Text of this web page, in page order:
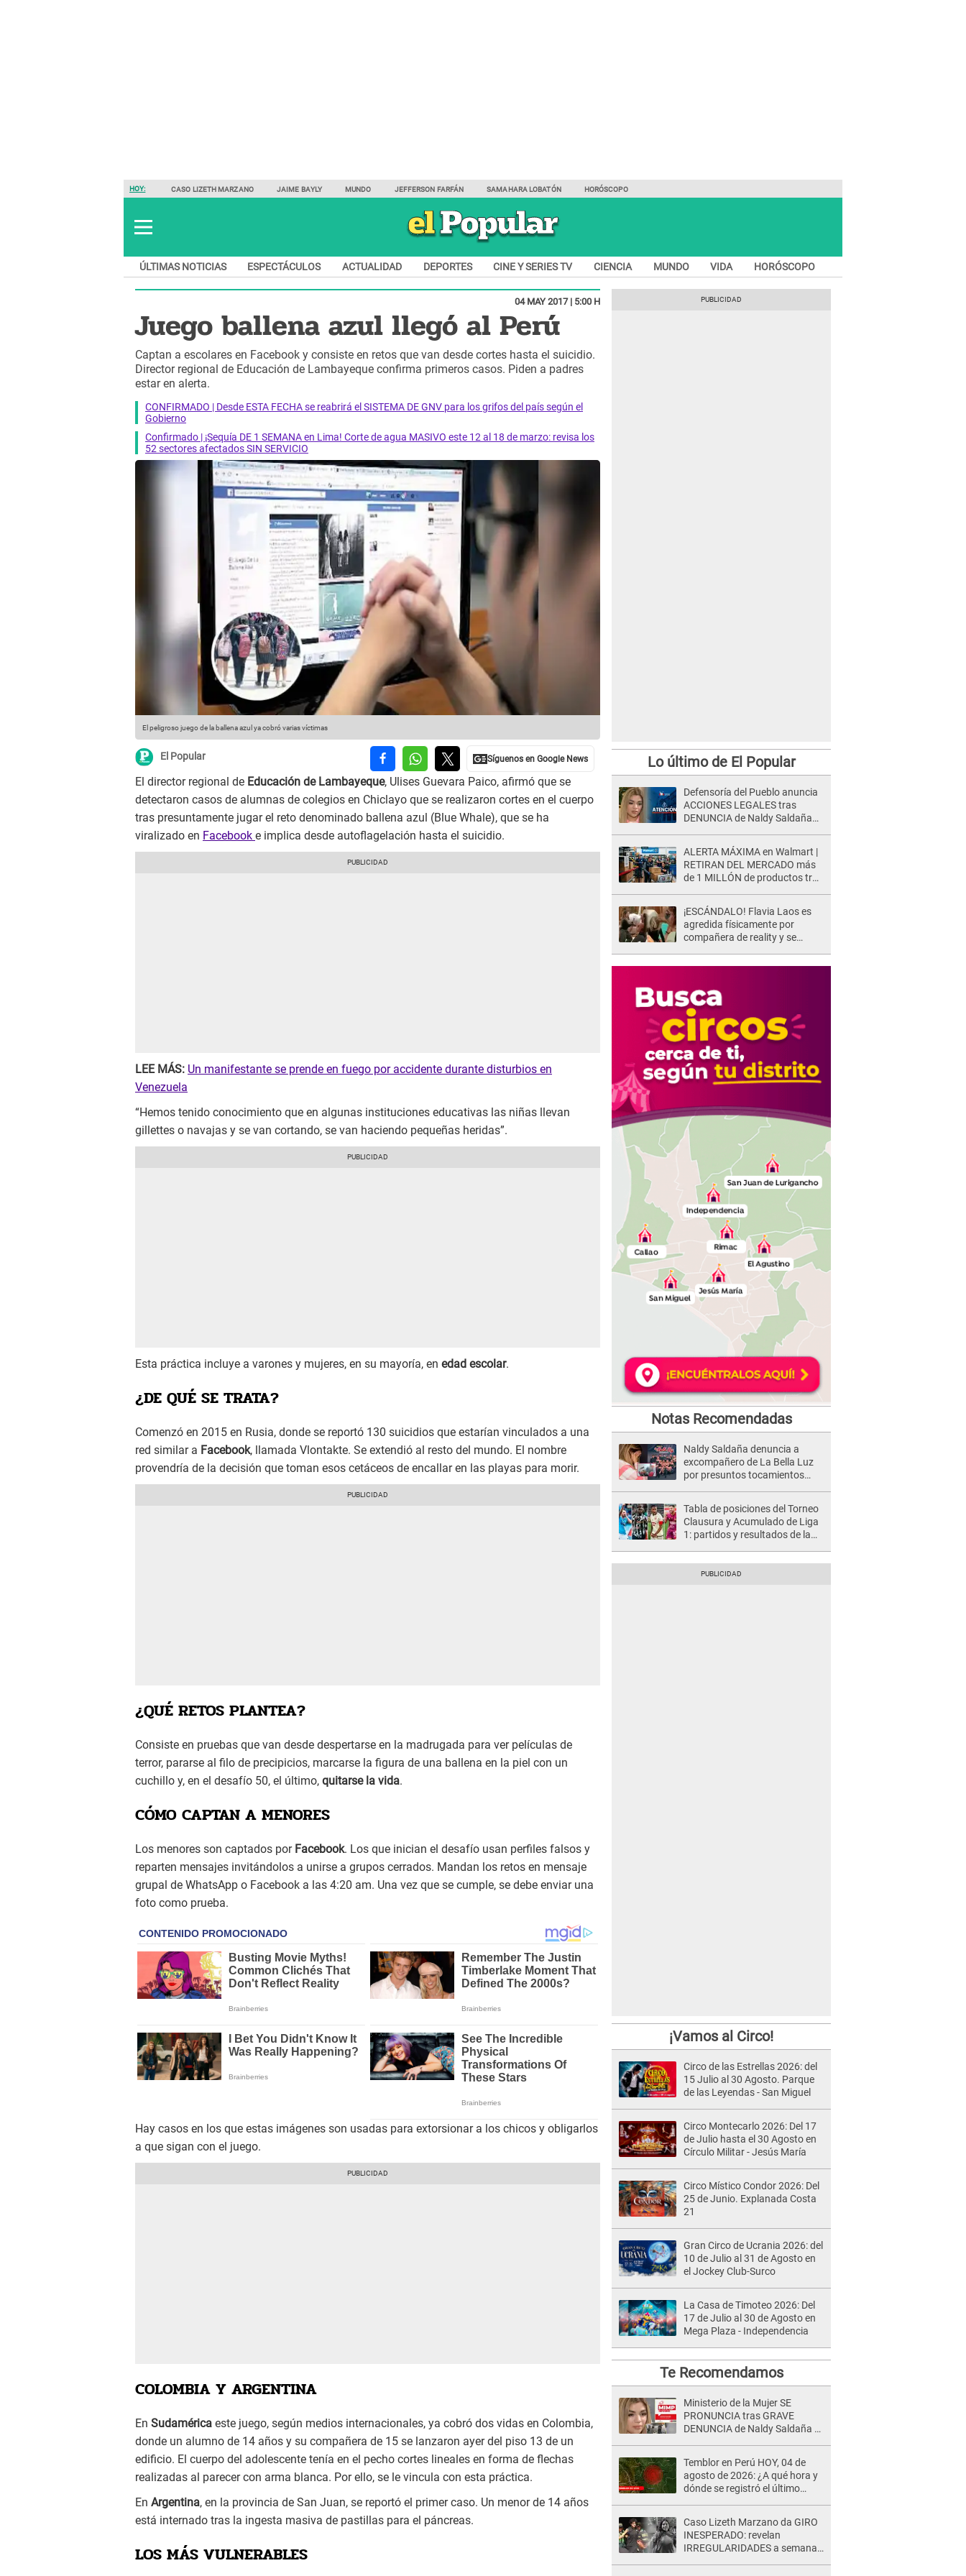
HOY: CASO LIZETH MARZANO JAIME BAYLY MUNDO JEFFERSON FARFÁN SAMAHARA LOBATÓN HORÓSCOPO
ÚLTIMAS NOTICIAS ESPECTÁCULOS ACTUALIDAD DEPORTES CINE Y SERIES TV CIENCIA MUNDO VIDA HORÓSCOPO
04 MAY 2017 | 5:00 H
Juego ballena azul llegó al Perú
Captan a escolares en Facebook y consiste en retos que van desde cortes hasta el suicidio.
Director regional de Educación de Lambayeque confirma primeros casos. Piden a padres
estar en alerta.
CONFIRMADO | Desde ESTA FECHA se reabrirá el SISTEMA DE GNV para los grifos del país según el
Gobierno
Confirmado | ¡Sequía DE 1 SEMANA en Lima! Corte de agua MASIVO este 12 al 18 de marzo: revisa los
52 sectores afectados SIN SERVICIO
El peligroso juego de la ballena azul ya cobró varias víctimas
El Popular
El director regional de Educación de Lambayeque, Ulises Guevara Paico, afirmó que se
detectaron casos de alumnas de colegios en Chiclayo que se realizaron cortes en el cuerpo
tras presuntamente jugar el reto denominado ballena azul (Blue Whale), que se ha
viralizado en Facebook e implica desde autoflagelación hasta el suicidio.
LEE MÁS: Un manifestante se prende en fuego por accidente durante disturbios en
Venezuela
“Hemos tenido conocimiento que en algunas instituciones educativas las niñas llevan
gillettes o navajas y se van cortando, se van haciendo pequeñas heridas”.
Esta práctica incluye a varones y mujeres, en su mayoría, en edad escolar.
¿DE QUÉ SE TRATA?
Comenzó en 2015 en Rusia, donde se reportó 130 suicidios que estarían vinculados a una
red similar a Facebook, llamada Vlontakte. Se extendió al resto del mundo. El nombre
provendría de la decisión que toman esos cetáceos de encallar en las playas para morir.
¿QUÉ RETOS PLANTEA?
Consiste en pruebas que van desde despertarse en la madrugada para ver películas de
terror, pararse al filo de precipicios, marcarse la figura de una ballena en la piel con un
cuchillo y, en el desafío 50, el último, quitarse la vida.
CÓMO CAPTAN A MENORES
Los menores son captados por Facebook. Los que inician el desafío usan perfiles falsos y
reparten mensajes invitándolos a unirse a grupos cerrados. Mandan los retos en mensaje
grupal de WhatsApp o Facebook a las 4:20 am. Una vez que se cumple, se debe enviar una
foto como prueba.
Hay casos en los que estas imágenes son usadas para extorsionar a los chicos y obligarlos
a que sigan con el juego.
COLOMBIA Y ARGENTINA
En Sudamérica este juego, según medios internacionales, ya cobró dos vidas en Colombia,
donde un alumno de 14 años y su compañera de 15 se lanzaron ayer del piso 13 de un
edificio. El cuerpo del adolescente tenía en el pecho cortes lineales en forma de flechas
realizadas al parecer con arma blanca. Por ello, se le vincula con esta práctica.
En Argentina, en la provincia de San Juan, se reportó el primer caso. Un menor de 14 años
está internado tras la ingesta masiva de pastillas para el páncreas.
LOS MÁS VULNERABLES
Lo último de El Popular
Defensoría del Pueblo anuncia
ACCIONES LEGALES tras
DENUNCIA de Naldy Saldaña
"El sistema de justicia..."
ALERTA MÁXIMA en Walmart |
RETIRAN DEL MERCADO más
de 1 MILLÓN de productos tras
usuarios
¡ESCÁNDALO! Flavia Laos es
agredida físicamente por
compañera de reality y se
Notas Recomendadas
Naldy Saldaña denuncia a
excompañero de La Bella Luz
por presuntos tocamientos
Tabla de posiciones del Torneo
Clausura y Acumulado de Liga
1: partidos y resultados de la
¡Vamos al Circo!
Circo de las Estrellas 2026: del
15 Julio al 30 Agosto. Parque
de las Leyendas - San Miguel
Circo Montecarlo 2026: Del 17
de Julio hasta el 30 Agosto en
Círculo Militar - Jesús María
Circo Místico Condor 2026: Del
25 de Junio. Explanada Costa
21
Gran Circo de Ucrania 2026: del
10 de Julio al 31 de Agosto en
el Jockey Club-Surco
La Casa de Timoteo 2026: Del
17 de Julio al 30 de Agosto en
Mega Plaza - Independencia
Te Recomendamos
Ministerio de la Mujer SE
PRONUNCIA tras GRAVE
DENUNCIA de Naldy Saldaña a
Temblor en Perú HOY, 04 de
agosto de 2026: ¿A qué hora y
dónde se registró el último
Caso Lizeth Marzano da GIRO
INESPERADO: revelan
IRREGULARIDADES a semanas